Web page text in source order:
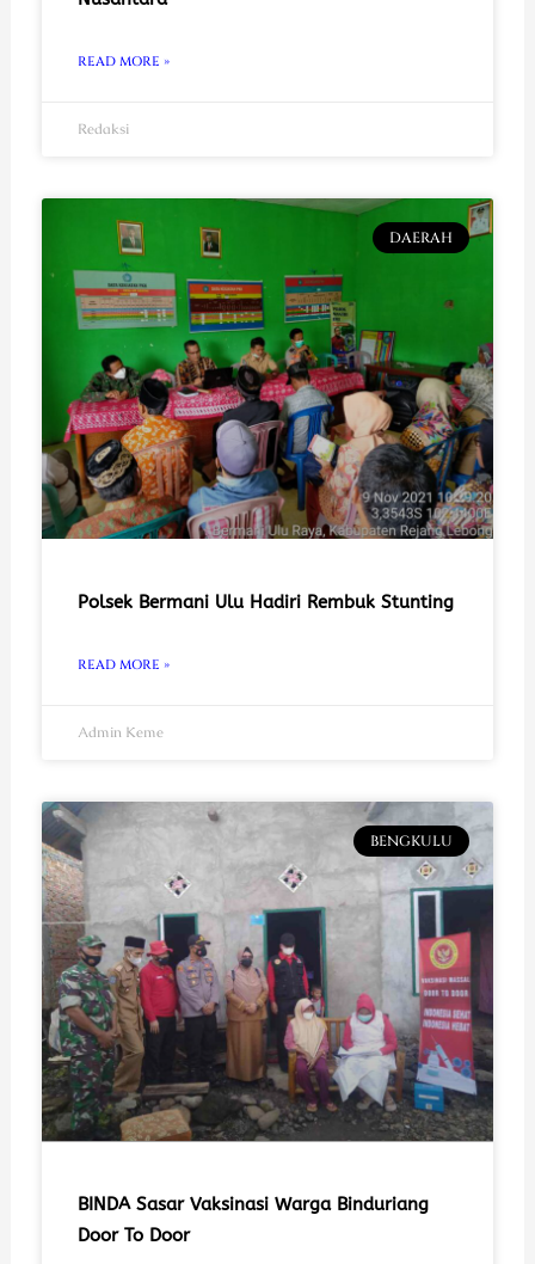
READ MORE »
Redaksi
DAERAH
Polsek Bermani Ulu Hadiri Rembuk Stunting
READ MORE »
Admin Keme
BENGKULU
BINDA Sasar Vaksinasi Warga Binduriang
Door To Door